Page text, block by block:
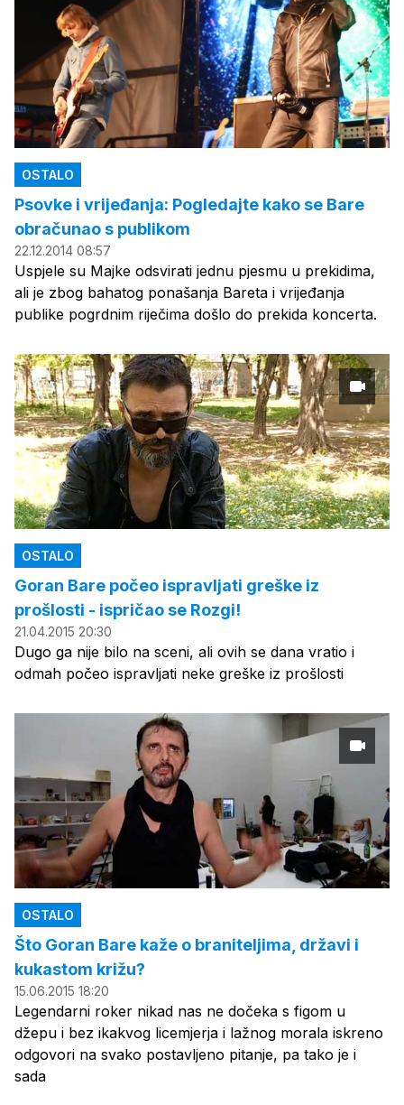
OSTALO
Psovke i vrijeđanja: Pogledajte kako se Bare
obračunao s publikom
22.12.2014 08:57
Uspjele su Majke odsvirati jednu pjesmu u prekidima,
ali je zbog bahatog ponašanja Bareta i vrijeđanja
publike pogrdnim riječima došlo do prekida koncerta.
OSTALO
Goran Bare počeo ispravljati greške iz
prošlosti - ispričao se Rozgi!
21.04.2015 20:30
Dugo ga nije bilo na sceni, ali ovih se dana vratio i
odmah počeo ispravljati neke greške iz prošlosti
OSTALO
Što Goran Bare kaže o braniteljima, državi i
kukastom križu?
15.06.2015 18:20
Legendarni roker nikad nas ne dočeka s figom u
džepu i bez ikakvog licemjerja i lažnog morala iskreno
odgovori na svako postavljeno pitanje, pa tako je i
sada